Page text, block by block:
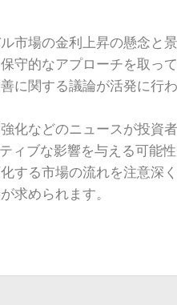
市場の金利上昇の懸念と
守的なアプローチを取って
に関する議論が活発に行
などのニュースが投資
ィブな影響を与える可能性
する市場の流れを注意深
求められます。